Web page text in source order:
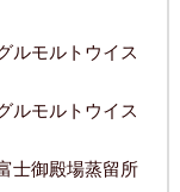
ルモルトウイス
ルモルトウイス
士御殿場蒸留所